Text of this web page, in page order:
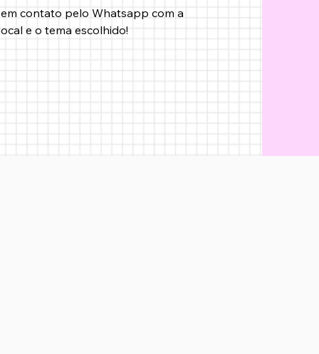
contato pelo Whatsapp com a
e o tema escolhido!